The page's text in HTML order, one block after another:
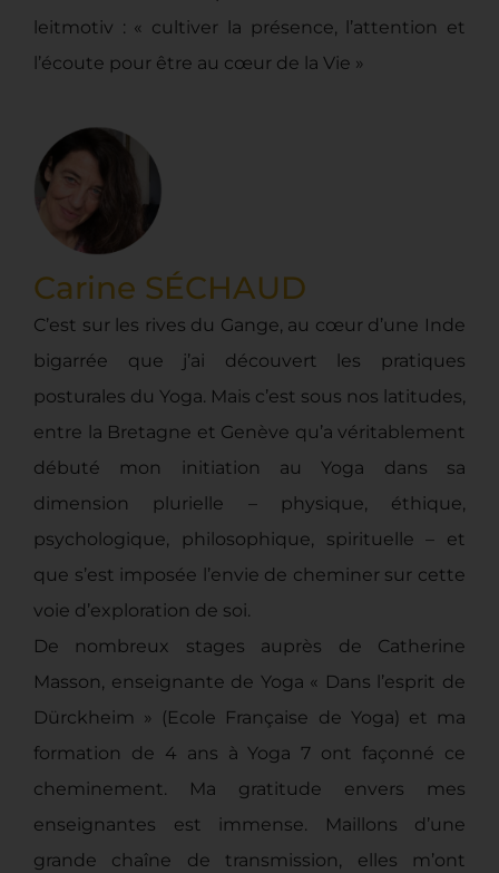
leitmotiv : « cultiver la présence, l’attention et
l’écoute pour être au cœur de la Vie »
Carine SÉCHAUD
C’est sur les rives du Gange, au cœur d’une Inde
bigarrée que j’ai découvert les pratiques
posturales du Yoga. Mais c’est sous nos latitudes,
entre la Bretagne et Genève qu’a véritablement
débuté mon initiation au Yoga dans sa
dimension plurielle – physique, éthique,
psychologique, philosophique, spirituelle – et
que s’est imposée l’envie de cheminer sur cette
voie d’exploration de soi.
De nombreux stages auprès de Catherine
Masson, enseignante de Yoga « Dans l’esprit de
Dürckheim » (Ecole Française de Yoga) et ma
formation de 4 ans à Yoga 7 ont façonné ce
cheminement. Ma gratitude envers mes
enseignantes est immense. Maillons d’une
grande chaîne de transmission, elles m’ont